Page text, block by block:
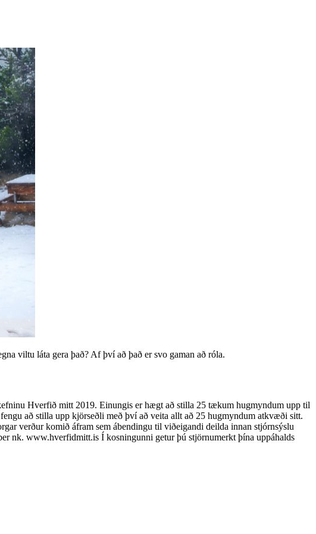
viltu láta gera það? Af því að það er svo gaman að róla.
Hverfið mitt 2019. Einungis er hægt að stilla 25 tækum hugmyndum upp til
að stilla upp kjörseðli með því að veita allt að 25 hugmyndum atkvæði sitt.
verður komið áfram sem ábendingu til viðeigandi deilda innan stjórnsýslu
nk. www.hverfidmitt.is Í kosningunni getur þú stjörnumerkt þína uppáhalds